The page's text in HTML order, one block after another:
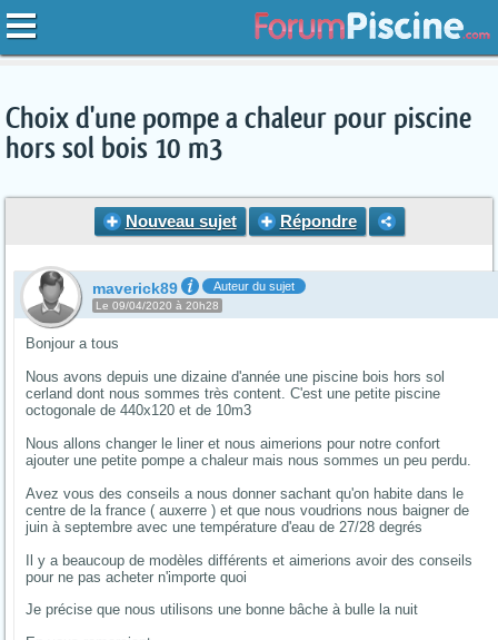
Choix d'une pompe a chaleur pour piscine
hors sol bois 10 m3
Nouveau sujet Répondre
maverick89 Auteur du sujet
Le 09/04/2020 à 20h28
Bonjour a tous
Nous avons depuis une dizaine d'année une piscine bois hors sol
cerland dont nous sommes très content. C'est une petite piscine
octogonale de 440x120 et de 10m3
Nous allons changer le liner et nous aimerions pour notre confort
ajouter une petite pompe a chaleur mais nous sommes un peu perdu.
Avez vous des conseils a nous donner sachant qu'on habite dans le
centre de la france ( auxerre ) et que nous voudrions nous baigner de
juin à septembre avec une température d'eau de 27/28 degrés
Il y a beaucoup de modèles différents et aimerions avoir des conseils
pour ne pas acheter n'importe quoi
Je précise que nous utilisons une bonne bâche à bulle la nuit